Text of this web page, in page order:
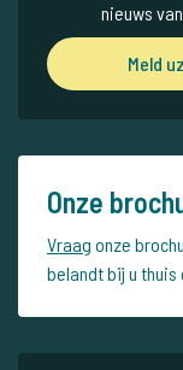
nieuws
Meld
Onze
Vraag onze
belandt bij u thuis